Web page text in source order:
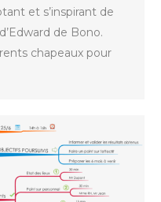
et s’inspirant de
de Bono.
chapeaux pour